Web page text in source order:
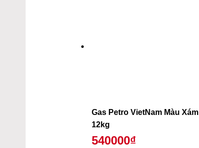
Gas Petro VietNam Màu Xám
12kg
540000₫